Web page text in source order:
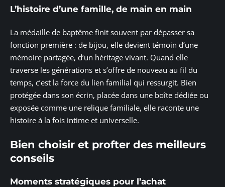
L’histoire d’une famille, de main en main
La médaille de baptême finit souvent par dépasser sa
fonction première : de bijou, elle devient témoin d’une
mémoire partagée, d’un héritage vivant. Quand elle
traverse les générations et s’offre de nouveau au fil du
temps, c’est la force du lien familial qui ressurgit. Bien
protégée dans son écrin, placée dans une boîte dédiée ou
exposée comme une relique familiale, elle raconte une
histoire à la fois intime et universelle.
Bien choisir et profter des meilleurs
conseils
Moments stratégiques pour l’achat